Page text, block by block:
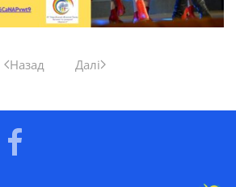
Назад Далі